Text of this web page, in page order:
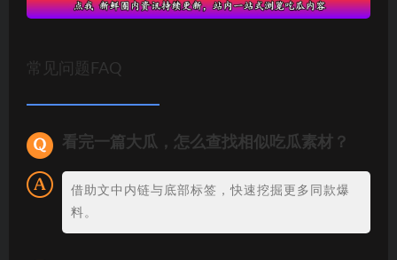
常见问题FAQ
看完一篇大瓜，怎么查找相似吃瓜素材？
借助文中内链与底部标签，快速挖掘更多同款爆
料。